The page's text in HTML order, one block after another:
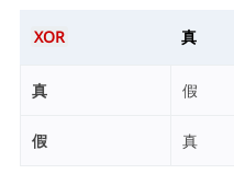
XOR 真
真 假
假 真